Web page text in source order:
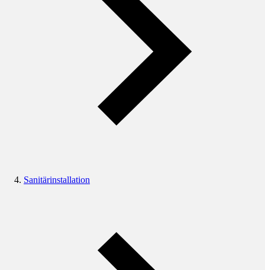
Sanitärinstallation